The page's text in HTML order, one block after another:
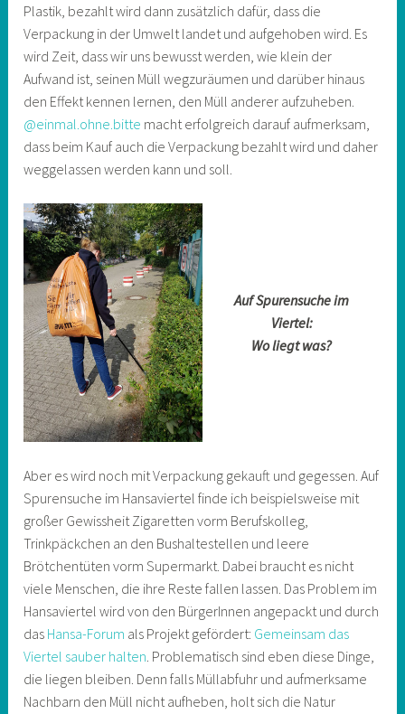
Plastik, bezahlt wird dann zusätzlich dafür, dass die
Verpackung in der Umwelt landet und aufgehoben wird. Es
wird Zeit, dass wir uns bewusst werden, wie klein der
Aufwand ist, seinen Müll wegzuräumen und darüber hinaus
den Effekt kennen lernen, den Müll anderer aufzuheben.
@einmal.ohne.bitte macht erfolgreich darauf aufmerksam,
dass beim Kauf auch die Verpackung bezahlt wird und daher
weggelassen werden kann und soll.
Auf Spurensuche im
Viertel:
Wo liegt was?
Aber es wird noch mit Verpackung gekauft und gegessen. Auf
Spurensuche im Hansaviertel finde ich beispielsweise mit
großer Gewissheit Zigaretten vorm Berufskolleg,
Trinkpäckchen an den Bushaltestellen und leere
Brötchentüten vorm Supermarkt. Dabei braucht es nicht
viele Menschen, die ihre Reste fallen lassen. Das Problem im
Hansaviertel wird von den BürgerInnen angepackt und durch
das Hansa-Forum als Projekt gefördert: Gemeinsam das
Viertel sauber halten. Problematisch sind eben diese Dinge,
die liegen bleiben. Denn falls Müllabfuhr und aufmerksame
Nachbarn den Müll nicht aufheben, holt sich die Natur